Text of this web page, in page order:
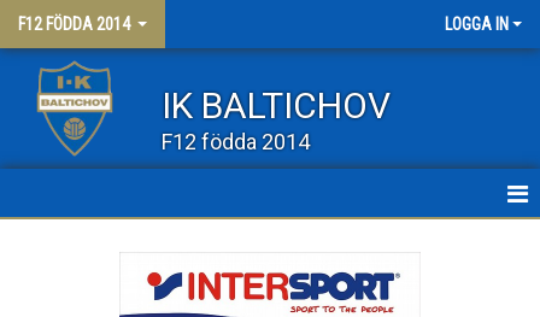
F12 FÖDDA 2014 LOGGA IN
IK BALTICHOV
F12 födda 2014